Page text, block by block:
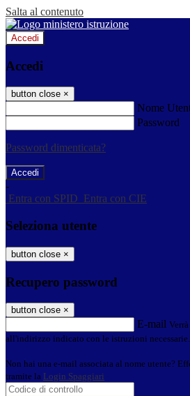
Salta al contenuto
Accedi
Accedi
button close ×
Nome
Password
Password dimenticata?
-
Entra con SPID Entra con CIE
Seleziona utente
button close ×
Recupero password
button close ×
E-mail
all'indirizzo indicato con le istruzioni necessarie.
Non hai una e-mail associata al nome utente?
tramite la Login Spaggiari